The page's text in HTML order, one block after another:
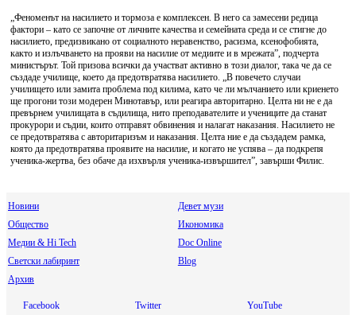
„Феноменът на насилието и тормоза е комплексен. В него са замесени редица
фактори – като се започне от личните качества и семейната среда и се стигне до
насилието, предизвикано от социалното неравенство, расизма, ксенофобията,
както и излъчването на прояви на насилие от медиите и в мрежата”, подчерта
министърът. Той призова всички да участват активно в този диалог, така че да се
създаде училище, което да предотвратява насилието. „В повечето случаи
училището или замита проблема под килима, като че ли мълчанието или криенето
ще прогони този модерен Минотавър, или реагира авторитарно. Целта ни не е да
превърнем училищата в съдилища, нито преподавателите и учениците да станат
прокурори и съдии, които отправят обвинения и налагат наказания. Насилието не
се предотвратява с авторитаризъм и наказания. Целта ние е да създадем рамка,
която да предотвратява проявите на насилие, и когато не успява – да подкрепя
ученика-жертва, без обаче да изхвърля ученика-извършител”, завърши Филис.
Новини
Девет музи
Общество
Икономика
Медии & Hi Tech
Doc Online
Светски лабиринт
Blog
Архив
Facebook Twitter YouTube